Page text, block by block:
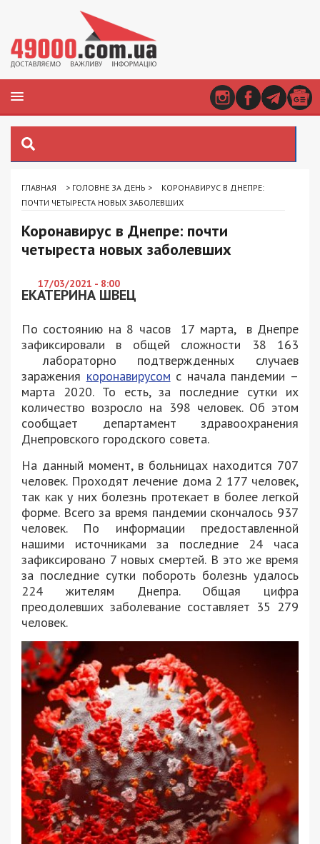
ГЛАВНАЯ > ГОЛОВНЕ ЗА ДЕНЬ >
КОРОНАВИРУС В ДНЕПРЕ:
ПОЧТИ ЧЕТЫРЕСТА НОВЫХ ЗАБОЛЕВШИХ
Коронавирус в Днепре: почти
четыреста новых заболевших
17/03/2021 - 8:00
ЕКАТЕРИНА ШВЕЦ
По состоянию на 8 часов 17 марта, в Днепре
зафиксировали в общей сложности 38 163
лабораторно подтвержденных случаев
заражения коронавирусом с начала пандемии –
марта 2020. То есть, за последние сутки их
количество возросло на 398 человек. Об этом
сообщает департамент здравоохранения
Днепровского городского совета.
На данный момент, в больницах находится 707
человек. Проходят лечение дома 2 177 человек,
так как у них болезнь протекает в более легкой
форме. Всего за время пандемии скончалось 937
человек. По информации предоставленной
нашими источниками за последние 24 часа
зафиксировано 7 новых смертей. В это же время
за последние сутки побороть болезнь удалось
224 жителям Днепра. Общая цифра
преодолевших заболевание составляет 35 279
человек.